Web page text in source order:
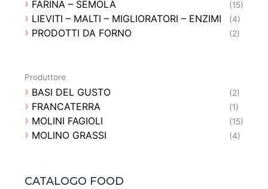
TANQUERAY GORDON (6)
TASSONI (2)
THAMES DISTILLERY (1)
THE NOLET DISTILLERY
VECCHIO MAGAZZINO DOGANALE (1)
VILLA DE VARDA (9)
VULCANICA (1)
ZACAPA (1)
FARINA – SEMOLA (15)
LIEVITI – MALTI – MIGLIORATORI – ENZIMI (4)
PRODOTTI DA FORNO (2)
Produttore
BASI DEL GUSTO (2)
FRANCATERRA (1)
MOLINI FAGIOLI (15)
MOLINO GRASSI (4)
CATALOGO FOOD